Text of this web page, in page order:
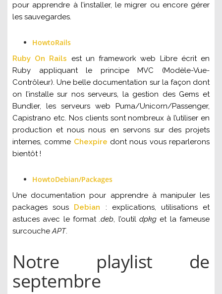
pour apprendre à l’installer, le migrer ou encore gérer
les sauvegardes.
HowtoRails
Ruby On Rails est un framework web Libre écrit en
Ruby appliquant le principe MVC (Modèle-Vue-
Contrôleur). Une belle documentation sur la façon dont
on l’installe sur nos serveurs, la gestion des Gems et
Bundler, les serveurs web Puma/Unicorn/Passenger,
Capistrano etc. Nos clients sont nombreux à l’utiliser en
production et nous nous en servons sur des projets
internes, comme Chexpire dont nous vous reparlerons
bientôt !
HowtoDebian/Packages
Une documentation pour apprendre à manipuler les
packages sous Debian : explications, utilisations et
astuces avec le format.deb, l’outildpkg et la fameuse
surcoucheAPT.
Notre playlist de
septembre